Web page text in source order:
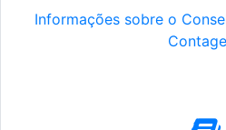
Informações sobre o